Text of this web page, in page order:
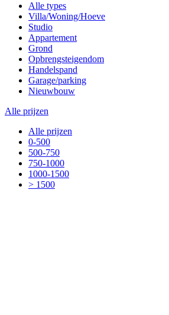
Alle types
Villa/Woning/Hoeve
Studio
Appartement
Grond
Opbrengsteigendom
Handelspand
Garage/parking
Nieuwbouw
Alle prijzen
Alle prijzen
0-500
500-750
750-1000
1000-1500
> 1500